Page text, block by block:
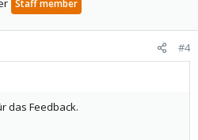
Staff member
#4
das Feedback.